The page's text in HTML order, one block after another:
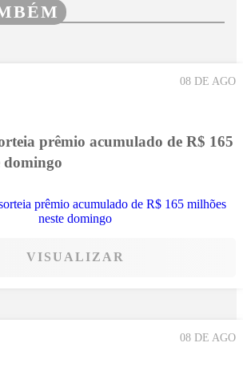
08 DE AGO
prêmio acumulado de R$ 165
domingo
VISUALIZAR
08 DE AGO